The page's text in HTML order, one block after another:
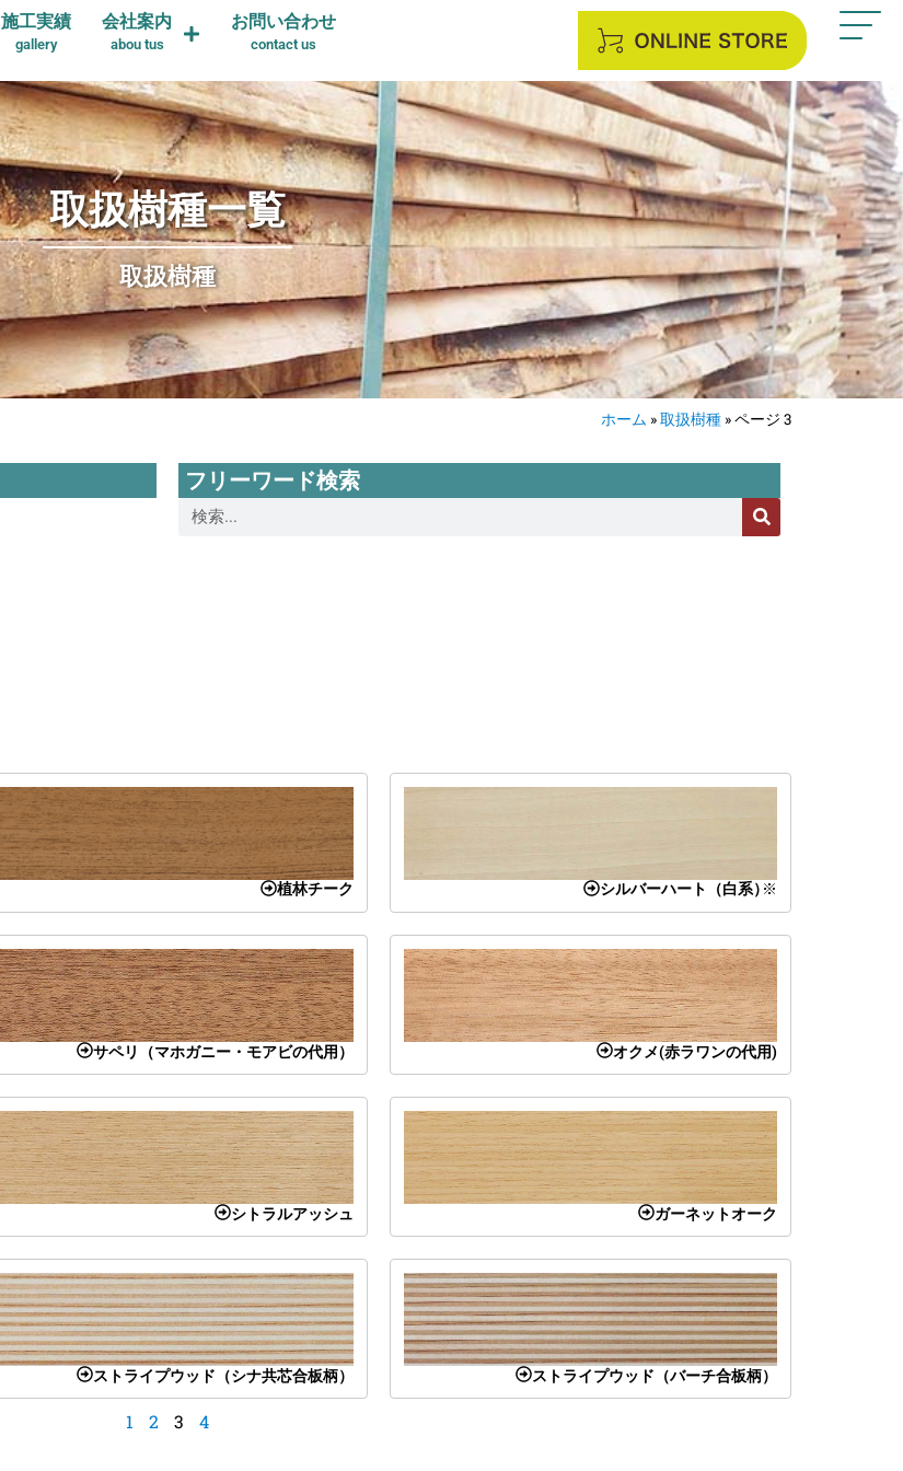
施工実績
gallery
会社案内
abou tus
お問い合わせ
contact us
取扱樹種一覧
取扱樹種
ホーム »取扱樹種 »ページ 3
フリーワード検索
植林チーク シルバーハート（白系）※
サペリ（マホガニー・モアビの代用） オクメ(赤ラワンの代用)
シトラルアッシュ ガーネットオーク
ストライプウッド（シナ共芯合板柄） ストライプウッド（バーチ合板柄）
1 2 3 4